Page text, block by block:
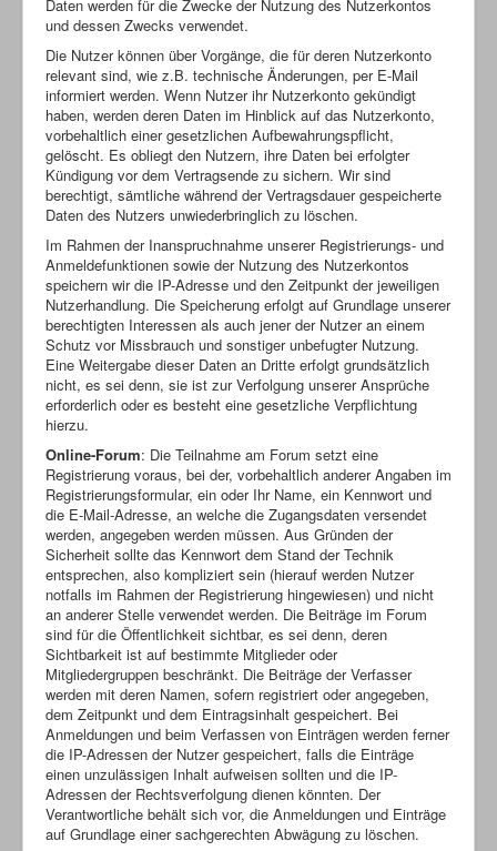
Daten werden für die Zwecke der Nutzung des Nutzerkontos
und dessen Zwecks verwendet.
Die Nutzer können über Vorgänge, die für deren Nutzerkonto
relevant sind, wie z.B. technische Änderungen, per E-Mail
informiert werden. Wenn Nutzer ihr Nutzerkonto gekündigt
haben, werden deren Daten im Hinblick auf das Nutzerkonto,
vorbehaltlich einer gesetzlichen Aufbewahrungspflicht,
gelöscht. Es obliegt den Nutzern, ihre Daten bei erfolgter
Kündigung vor dem Vertragsende zu sichern. Wir sind
berechtigt, sämtliche während der Vertragsdauer gespeicherte
Daten des Nutzers unwiederbringlich zu löschen.
Im Rahmen der Inanspruchnahme unserer Registrierungs- und
Anmeldefunktionen sowie der Nutzung des Nutzerkontos
speichern wir die IP-Adresse und den Zeitpunkt der jeweiligen
Nutzerhandlung. Die Speicherung erfolgt auf Grundlage unserer
berechtigten Interessen als auch jener der Nutzer an einem
Schutz vor Missbrauch und sonstiger unbefugter Nutzung.
Eine Weitergabe dieser Daten an Dritte erfolgt grundsätzlich
nicht, es sei denn, sie ist zur Verfolgung unserer Ansprüche
erforderlich oder es besteht eine gesetzliche Verpflichtung
hierzu.
Online-Forum: Die Teilnahme am Forum setzt eine
Registrierung voraus, bei der, vorbehaltlich anderer Angaben im
Registrierungsformular, ein oder Ihr Name, ein Kennwort und
die E-Mail-Adresse, an welche die Zugangsdaten versendet
werden, angegeben werden müssen. Aus Gründen der
Sicherheit sollte das Kennwort dem Stand der Technik
entsprechen, also kompliziert sein (hierauf werden Nutzer
notfalls im Rahmen der Registrierung hingewiesen) und nicht
an anderer Stelle verwendet werden. Die Beiträge im Forum
sind für die Öffentlichkeit sichtbar, es sei denn, deren
Sichtbarkeit ist auf bestimmte Mitglieder oder
Mitgliedergruppen beschränkt. Die Beiträge der Verfasser
werden mit deren Namen, sofern registriert oder angegeben,
dem Zeitpunkt und dem Eintragsinhalt gespeichert. Bei
Anmeldungen und beim Verfassen von Einträgen werden ferner
die IP-Adressen der Nutzer gespeichert, falls die Einträge
einen unzulässigen Inhalt aufweisen sollten und die IP-
Adressen der Rechtsverfolgung dienen könnten. Der
Verantwortliche behält sich vor, die Anmeldungen und Einträge
auf Grundlage einer sachgerechten Abwägung zu löschen.